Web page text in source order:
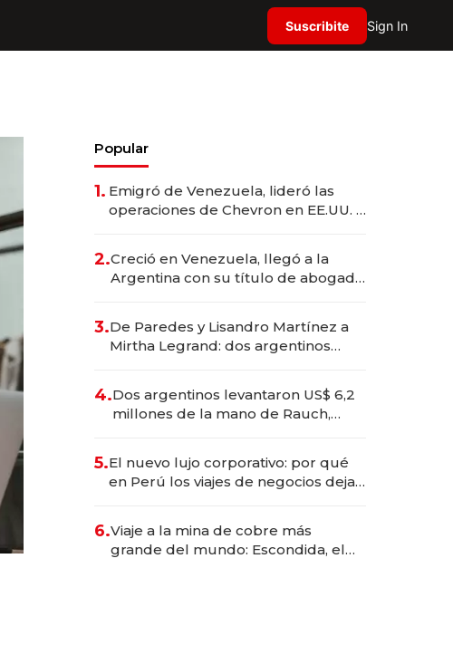
Suscribite Sign In
Popular
1. Emigró de Venezuela, lideró las
operaciones de Chevron en EE.UU. y
2.Creció en Venezuela, llegó a la
Argentina con su título de abogado
marcas "fast premium"
3.De Paredes y Lisandro Martínez a
Mirtha Legrand: dos argentinos
deportivo y el cuidado corporal
4.Dos argentinos levantaron US$ 6,2
millones de la mano de Rauch,
5.El nuevo lujo corporativo: por qué
en Perú los viajes de negocios dejan
6.Viaje a la mina de cobre más
grande del mundo: Escondida, el